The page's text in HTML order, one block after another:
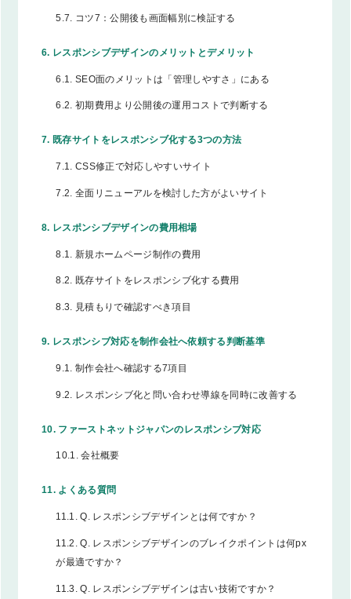
5.7. コツ7：公開後も画面幅別に検証する
6. レスポンシブデザインのメリットとデメリット
6.1. SEO面のメリットは「管理しやすさ」にある
6.2. 初期費用より公開後の運用コストで判断する
7. 既存サイトをレスポンシブ化する3つの方法
7.1. CSS修正で対応しやすいサイト
7.2. 全面リニューアルを検討した方がよいサイト
8. レスポンシブデザインの費用相場
8.1. 新規ホームページ制作の費用
8.2. 既存サイトをレスポンシブ化する費用
8.3. 見積もりで確認すべき項目
9. レスポンシブ対応を制作会社へ依頼する判断基準
9.1. 制作会社へ確認する7項目
9.2. レスポンシブ化と問い合わせ導線を同時に改善する
10.ファーストネットジャパンのレスポンシブ対応
10.1. 会社概要
11.よくある質問
11.1. Q. レスポンシブデザインとは何ですか？
11.2. Q. レスポンシブデザインのブレイクポイントは何px
が最適ですか？
11.3. Q. レスポンシブデザインは古い技術ですか？